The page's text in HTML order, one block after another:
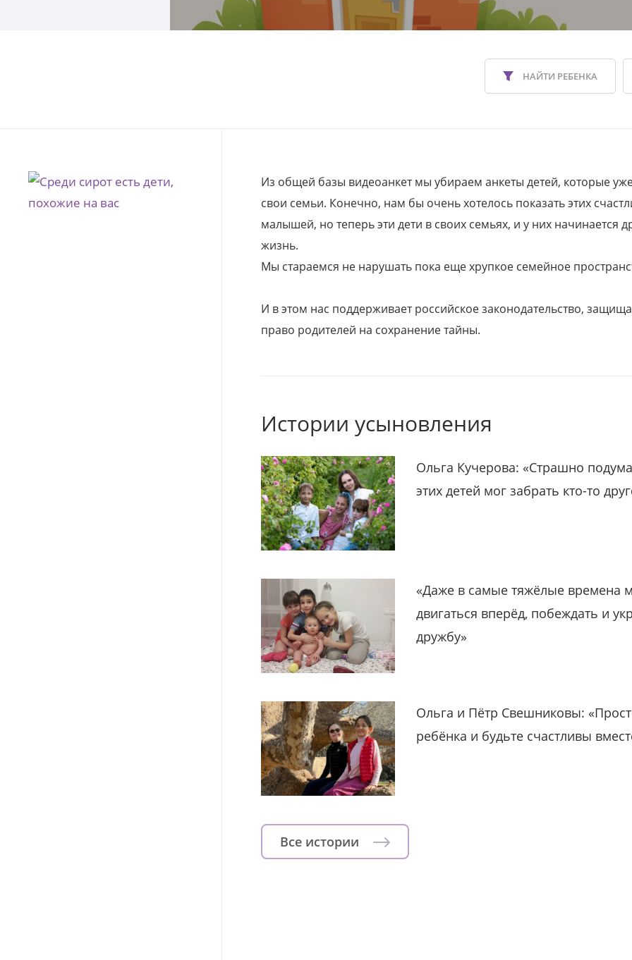
НАЙТИ РЕБЕНКА
Из общей базы видеоанкет мы убираем анкеты детей, которые
свои семьи. Конечно, нам бы очень хотелось показать этих
малышей, но теперь эти дети в своих семьях, и у них начинается
жизнь.
Мы стараемся не нарушать пока еще хрупкое семейное
И в этом нас поддерживает российское законодательство,
право родителей на сохранение тайны.
Истории усыновления
Ольга Кучерова: «Страшно
этих детей мог забрать кто-то
«Даже в самые тяжёлые времена
двигаться вперёд, побеждать и
дружбу»
Ольга и Пётр Свешниковы:
ребёнка и будьте счастливы
Все истории